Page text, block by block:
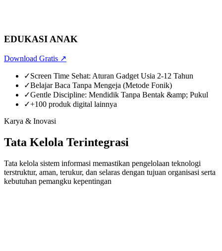
EDUKASI ANAK
Download Gratis ↗
✓Screen Time Sehat: Aturan Gadget Usia 2-12 Tahun
✓Belajar Baca Tanpa Mengeja (Metode Fonik)
✓Gentle Discipline: Mendidik Tanpa Bentak &amp; Pukul
✓+100 produk digital lainnya
Karya & Inovasi
Tata Kelola Terintegrasi
Tata kelola sistem informasi memastikan pengelolaan teknologi
terstruktur, aman, terukur, dan selaras dengan tujuan organisasi serta
kebutuhan pemangku kepentingan